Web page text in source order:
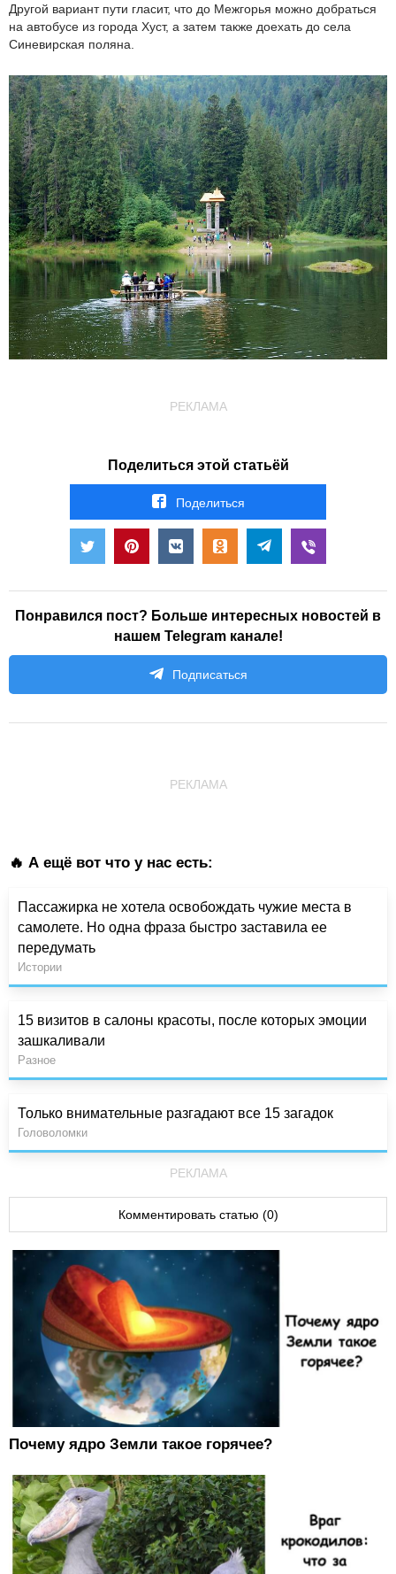
Другой вариант пути гласит, что до Межгорья можно добраться
на автобусе из города Хуст, а затем также доехать до села
Синевирская поляна.
РЕКЛАМА
Поделиться этой статьёй
Поделиться
Понравился пост? Больше интересных новостей в
нашем Telegram канале!
Подписаться
РЕКЛАМА
🔥 А ещё вот что у нас есть:
Пассажирка не хотела освобождать чужие места в
самолете. Но одна фраза быстро заставила ее
передумать
Истории
15 визитов в салоны красоты, после которых эмоции
зашкаливали
Разное
Только внимательные разгадают все 15 загадок
Головоломки
РЕКЛАМА
Комментировать статью (0)
Почему ядро Земли такое горячее?